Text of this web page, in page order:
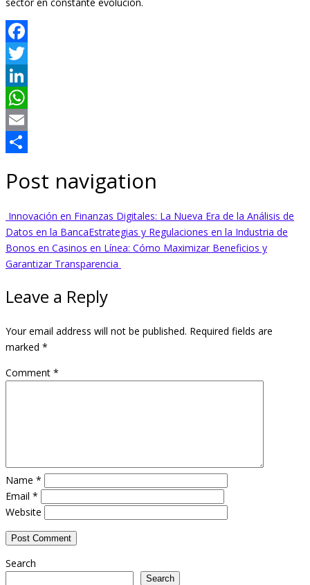
Facebook
Twitter
LinkedIn
WhatsApp
Email
Post navigation
Innovación en Finanzas Digitales: La Nueva Era de la Análisis de
Datos en la BancaEstrategias y Regulaciones en la Industria de
Bonos en Casinos en Línea: Cómo Maximizar Beneficios y
Garantizar Transparencia
Leave a Reply
Your email address will not be published. Required fields are
marked *
Comment *
Name *
Email *
Website
Search
Search